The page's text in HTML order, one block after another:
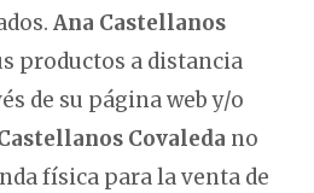
Ana Castellanos
productos a distancia
de su página web y/o
Covaleda no
física para la venta de